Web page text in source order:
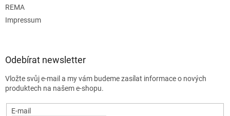
REMA
Impressum
Odebírat newsletter
Vložte svůj e-mail a my vám budeme zasílat informace o nových
produktech na našem e-shopu.
E-mail